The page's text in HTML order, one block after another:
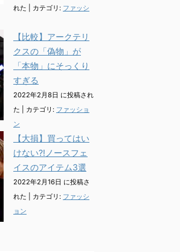
れた
カテゴリ: ファッシ
【比較】アークテリ
クスの「偽物」が
「本物」にそっくり
すぎる
2022年2月8日 に投稿され
た
カテゴリ: ファッショ
ン
【大損】買ってはい
けない?!ノースフェ
イスのアイテム3選
2022年2月16日 に投稿さ
れた
カテゴリ: ファッシ
ョン